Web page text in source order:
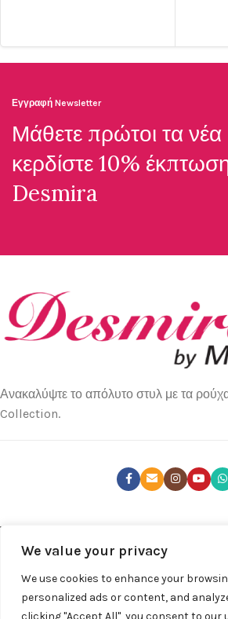
We value your privacy
We use cookies to enhance your
personalized ads or content, and
clicking "Accept All", you consent to our
Εγγραφή Newsletter
Μάθετε πρώτοι τα νέα
κερδίστε 10%
Desmira
Ανακαλύψτε το απόλυτο στυλ με τα
Collection.
ΤΕΛΕΥΤΑΊΑ ΝΈΑ
ΧΡΉΣΙΜΑ LINKS